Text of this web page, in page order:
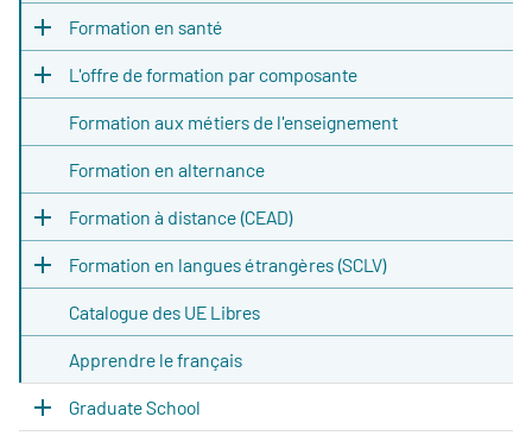
Formation en santé
L'offre de formation par composante
Formation aux métiers de l'enseignement
Formation en alternance
Formation à distance (CEAD)
Formation en langues étrangères (SCLV)
Catalogue des UE Libres
Apprendre le français
Graduate School